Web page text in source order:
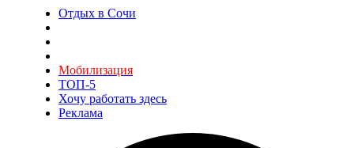
Отдых в Сочи
Мобилизация
ТОП-5
Хочу работать здесь
Реклама